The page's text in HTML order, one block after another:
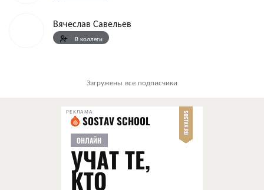
Вячеслав Савельев
В коллеги
Загружены все подписчики
РЕКЛАМА